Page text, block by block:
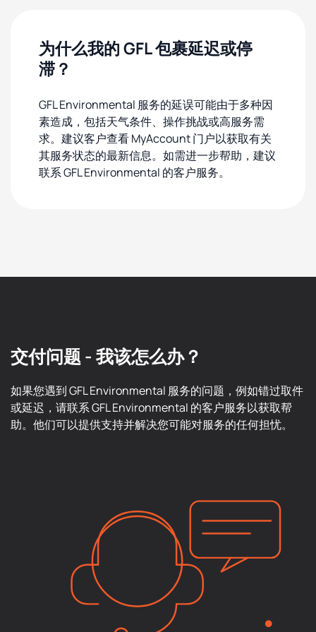
为什么我的 GFL 包裹延迟或停
滞？
GFL Environmental 服务的延误可能由于多种因
素造成，包括天气条件、操作挑战或高服务需
求。建议客户查看 MyAccount 门户以获取有关
其服务状态的最新信息。如需进一步帮助，建议
联系 GFL Environmental 的客户服务。
交付问题 - 我该怎么办？
如果您遇到 GFL Environmental 服务的问题，例如错过取件
或延迟，请联系 GFL Environmental 的客户服务以获取帮
助。他们可以提供支持并解决您可能对服务的任何担忧。